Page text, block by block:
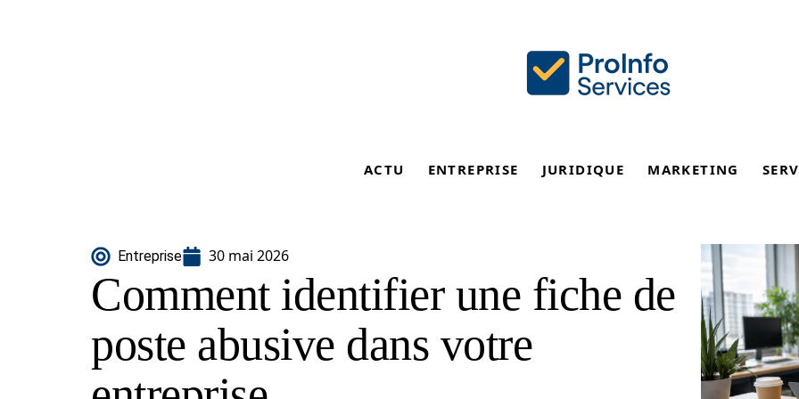
ACTU ENTREPRISE JURIDIQUE MARKETING
Entreprise 30 mai 2026
Comment identifier une fiche de
poste abusive dans votre